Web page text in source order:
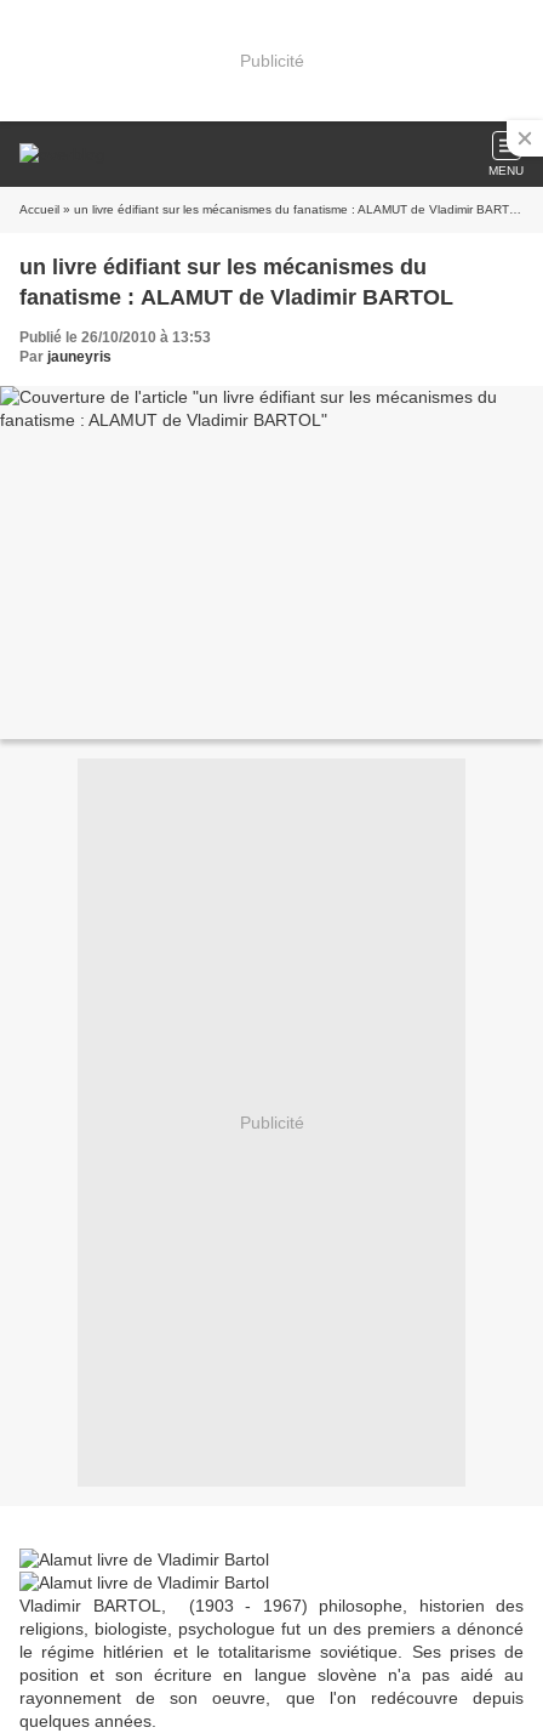
Publicité
MENU
Accueil » un livre édifiant sur les mécanismes du fanatisme : ALAMUT de Vladimir BARTOL
un livre édifiant sur les mécanismes du
fanatisme : ALAMUT de Vladimir BARTOL
Publié le 26/10/2010 à 13:53
Par jauneyris
Publicité
Vladimir BARTOL, (1903 - 1967) philosophe, historien des
religions, biologiste, psychologue fut un des premiers a dénoncé
le régime hitlérien et le totalitarisme soviétique. Ses prises de
position et son écriture en langue slovène n'a pas aidé au
rayonnement de son oeuvre, que l'on redécouvre depuis
quelques années.